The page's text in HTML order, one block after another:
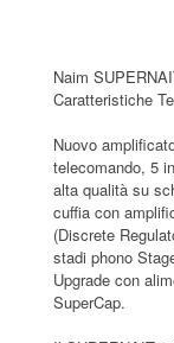
Naim
Caratteristiche
Nuovo
telecomando, 5
alta qualità su
cuffia con
(Discrete
stadi phono
Upgrade con
SuperCap.